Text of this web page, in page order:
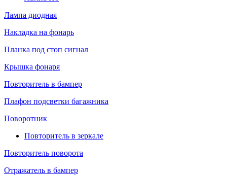
Лампа диодная
Накладка на фонарь
Планка под стоп сигнал
Крышка фонаря
Повторитель в бампер
Плафон подсветки багажника
Поворотник
Повторитель в зеркале
Повторитель поворота
Отражатель в бампер